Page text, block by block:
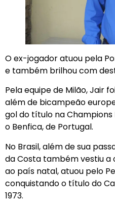
O ex-jogador atuou pela
e também brilhou com
Pela equipe de Milão, Jair
além de bicampeão
gol do título na
o Benfica, de Portugal.
No Brasil, além de sua
da Costa também vestiu a
ao país natal, atuou pelo
conquistando o título do
1973.